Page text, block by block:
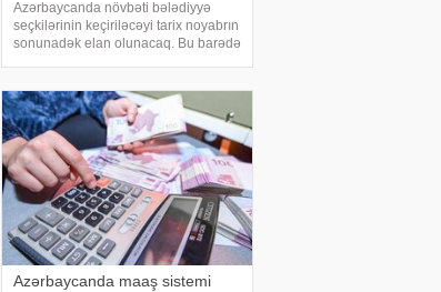
Azərbaycanda növbəti bələdiyyə
seçkilərinin keçiriləcəyi tarix noyabrın
sonunadək elan olunacaq. Bu barədə
Rövzət Qasımov bildirib. MSK sədrini
Azərbaycanda maaş sistemi